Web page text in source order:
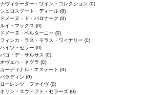
ナヴィゲーター・ワイン・コレクション (0)
シュロスグート・ディール (0)
ドメーヌ・ド・バロナーク (0)
ルイ・マックス (0)
ドメーヌ・ベルターニャ (0)
フィンカ・ラス・モラス・ワイナリー (0)
ハイツ・セラー (0)
パゴ・デ・サルサス (0)
オヴェハ・ネグラ (0)
カーディナル・エステート (0)
パラディン (0)
ローレンツ・ファイヴ(0)
オリン・スウィフト・セラーズ (0)